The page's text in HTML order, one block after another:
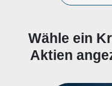
Wähle ein
Aktien